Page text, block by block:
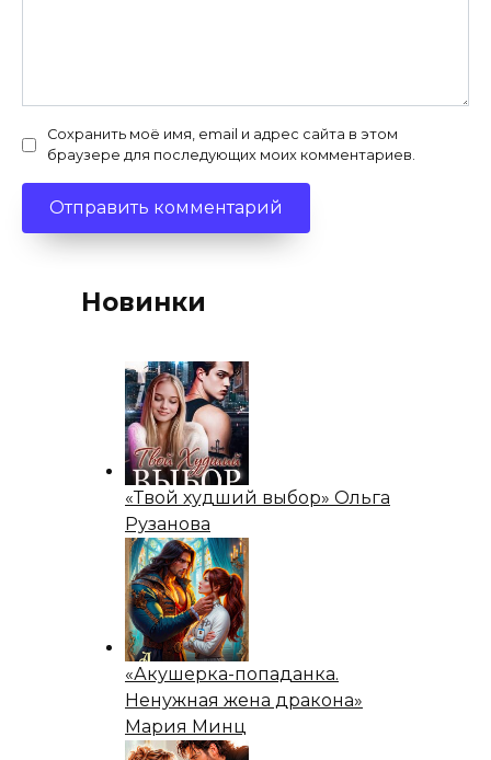
Сохранить моё имя, email и адрес сайта в этом
браузере для последующих моих комментариев.
Новинки
«Твой худший выбор» Ольга
Рузанова
«Акушерка-попаданка.
Ненужная жена дракона»
Мария Минц